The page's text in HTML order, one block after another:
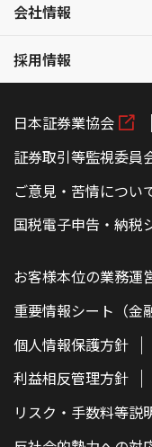
会社情報
採用情報
日本証券業協会
証券取引等監視委員
ご意見・苦情につい
国税電子申告・納税
お客様本位の業務運
重要情報シート（金
個人情報保護方針
利益相反管理方針
リスク・手数料等説